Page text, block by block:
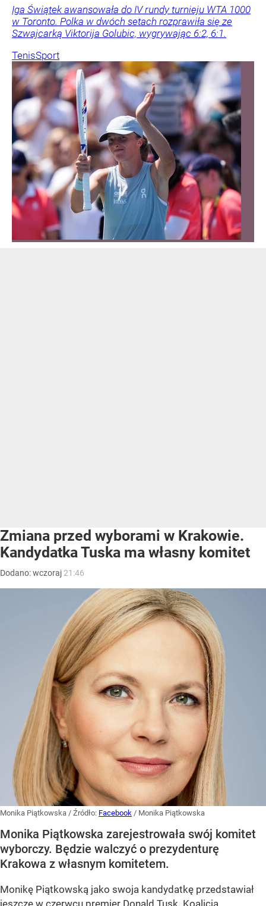
Iga Świątek awansowała do IV rundy turnieju WTA 1000
w Toronto. Polka w dwóch setach rozprawiła się ze
Szwajcarką Viktorija Golubic, wygrywając 6:2, 6:1.
TenisSport
Zmiana przed wyborami w Krakowie.
Kandydatka Tuska ma własny komitet
Dodano:wczoraj 21:46
Monika Piątkowska / Źródło: Facebook / Monika Piątkowska
Monika Piątkowska zarejestrowała swój komitet
wyborczy. Będzie walczyć o prezydenturę
Krakowa z własnym komitetem.
Monikę Piątkowską jako swoja kandydatkę przedstawiał